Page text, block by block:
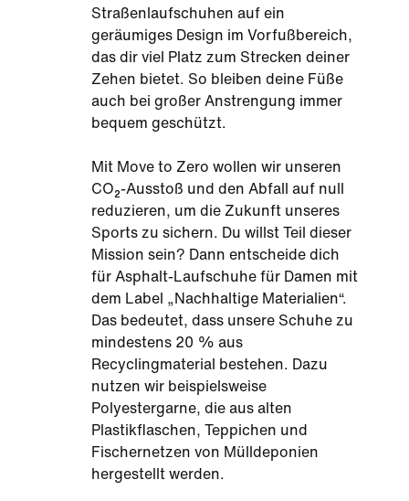
Straßenlaufschuhen auf ein
geräumiges Design im Vorfußbereich,
das dir viel Platz zum Strecken deiner
Zehen bietet. So bleiben deine Füße
auch bei großer Anstrengung immer
bequem geschützt.
Mit Move to Zero wollen wir unseren
CO₂-Ausstoß und den Abfall auf null
reduzieren, um die Zukunft unseres
Sports zu sichern. Du willst Teil dieser
Mission sein? Dann entscheide dich
für Asphalt-Laufschuhe für Damen mit
dem Label „Nachhaltige Materialien“.
Das bedeutet, dass unsere Schuhe zu
mindestens 20 % aus
Recyclingmaterial bestehen. Dazu
nutzen wir beispielsweise
Polyestergarne, die aus alten
Plastikflaschen, Teppichen und
Fischernetzen von Mülldeponien
hergestellt werden.